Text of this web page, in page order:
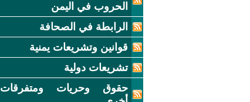
الحروب في اليمن
الرابطة في الصحافة
قوانين وتشريعات يمنية
تشريعات دولية
حقوق وحريات ومتفرقات